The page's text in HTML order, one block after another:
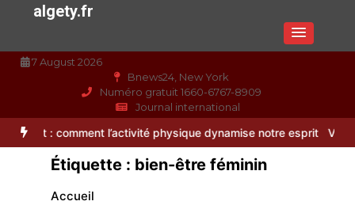
algety.fr
7 August 2026
Bnews24, New York
Numéro gratuit 1660-6767-8909
Journal international
l’activité physique dynamise notre esprit Vitalité au quotidien
Étiquette : bien-être féminin
Accueil